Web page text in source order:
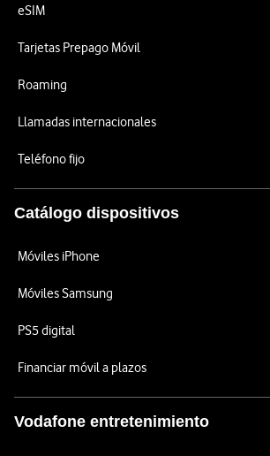
eSIM
Tarjetas Prepago Móvil
Roaming
Llamadas internacionales
Teléfono fijo
Catálogo dispositivos
Móviles iPhone
Móviles Samsung
PS5 digital
Financiar móvil a plazos
Vodafone entretenimiento